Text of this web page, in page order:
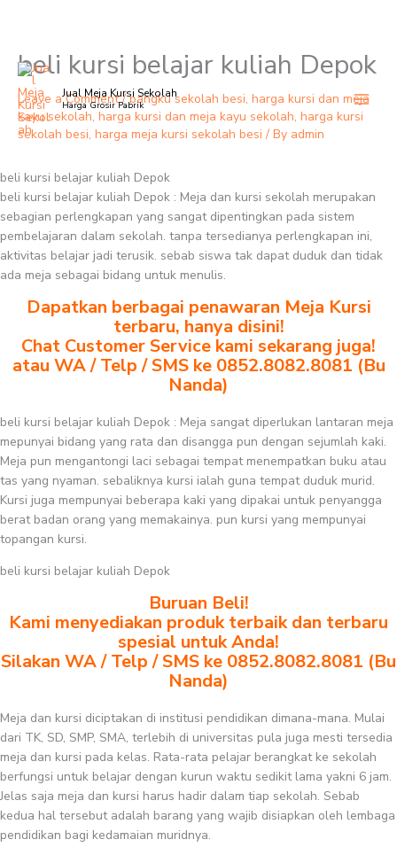
Skip
content
Jual Meja Kursi Sekolah
Harga Grosir Pabrik
beli kursi belajar kuliah Depok
Leave a Comment /bangku sekolah besi, harga kursi dan meja
kayu sekolah, harga kursi dan meja kayu sekolah, harga kursi
sekolah besi, harga meja kursi sekolah besi / By admin
beli kursi belajar kuliah Depok
beli kursi belajar kuliah Depok : Meja dan kursi sekolah merupakan
sebagian perlengkapan yang sangat dipentingkan pada sistem
pembelajaran dalam sekolah. tanpa tersedianya perlengkapan ini,
aktivitas belajar jadi terusik. sebab siswa tak dapat duduk dan tidak
ada meja sebagai bidang untuk menulis.
Dapatkan berbagai penawaran Meja Kursi
terbaru, hanya disini!
Chat Customer Service kami sekarang juga!
atau WA / Telp / SMS ke 0852.8082.8081 (Bu
Nanda)
beli kursi belajar kuliah Depok : Meja sangat diperlukan lantaran meja
mepunyai bidang yang rata dan disangga pun dengan sejumlah kaki.
Meja pun mengantongi laci sebagai tempat menempatkan buku atau
tas yang nyaman. sebaliknya kursi ialah guna tempat duduk murid.
Kursi juga mempunyai beberapa kaki yang dipakai untuk penyangga
berat badan orang yang memakainya. pun kursi yang mempunyai
topangan kursi.
beli kursi belajar kuliah Depok
Buruan Beli!
Kami menyediakan produk terbaik dan terbaru
spesial untuk Anda!
Silakan WA / Telp / SMS ke 0852.8082.8081 (Bu
Nanda)
Meja dan kursi diciptakan di institusi pendidikan dimana-mana. Mulai
dari TK, SD, SMP, SMA, terlebih di universitas pula juga mesti tersedia
meja dan kursi pada kelas. Rata-rata pelajar berangkat ke sekolah
berfungsi untuk belajar dengan kurun waktu sedikit lama yakni 6 jam.
Jelas saja meja dan kursi harus hadir dalam tiap sekolah. Sebab
kedua hal tersebut adalah barang yang wajib disiapkan oleh lembaga
pendidikan bagi kedamaian muridnya.